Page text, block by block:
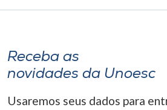
Receba as
novidades da Unoesc
Usaremos seus dados para